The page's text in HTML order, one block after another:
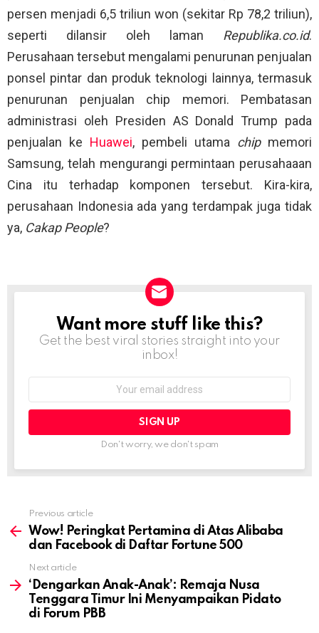
persen menjadi 6,5 triliun won (sekitar Rp 78,2 triliun),
seperti dilansir oleh laman Republika.co.id.
Perusahaan tersebut mengalami penurunan penjualan
ponsel pintar dan produk teknologi lainnya, termasuk
penurunan penjualan chip memori. Pembatasan
administrasi oleh Presiden AS Donald Trump pada
penjualan ke Huawei, pembeli utama chipmemori
Samsung, telah mengurangi permintaan perusahaaan
Cina itu terhadap komponen tersebut. Kira-kira,
perusahaan Indonesia ada yang terdampak juga tidak
ya, Cakap People?
NEWSLETTER
Want more stuff like this?
Get the best viral stories straight into your
inbox!
Don't worry, we don't spam
more
Previous article
Wow! Peringkat Pertamina di Atas Alibaba
dan Facebook di Daftar Fortune 500
Next article
‘Dengarkan Anak-Anak’: Remaja Nusa
Tenggara Timur Ini Menyampaikan Pidato
di Forum PBB